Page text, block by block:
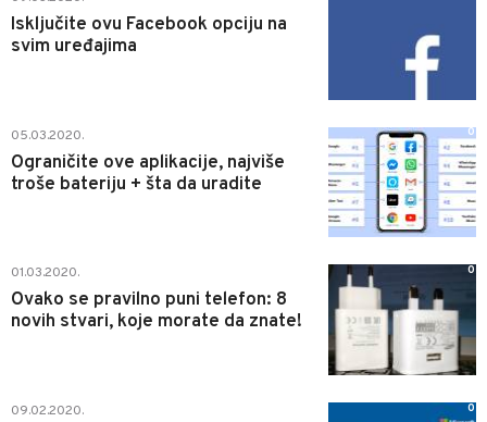
Isključite ovu Facebook opciju na
svim uređajima
05.03.2020.
Ograničite ove aplikacije, najviše
troše bateriju + šta da uradite
0
01.03.2020.
Ovako se pravilno puni telefon: 8
novih stvari, koje morate da znate!
0
09.02.2020. 0